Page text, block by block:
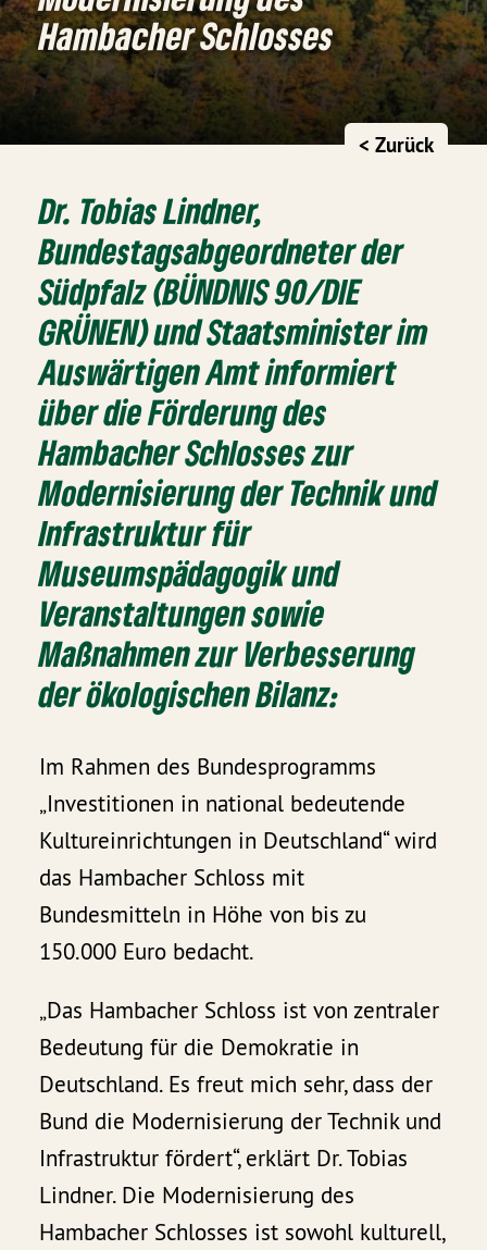
Hambacher Schlosses
< Zurück
Dr. Tobias Lindner,
Bundestagsabgeordneter der
Südpfalz (BÜNDNIS 90/DIE
GRÜNEN) und Staatsminister im
Auswärtigen Amt informiert
über die Förderung des
Hambacher Schlosses zur
Modernisierung der Technik und
Infrastruktur für
Museumspädagogik und
Veranstaltungen sowie
Maßnahmen zur Verbesserung
der ökologischen Bilanz:
Im Rahmen des Bundesprogramms
„Investitionen in national bedeutende
Kultureinrichtungen in Deutschland“ wird
das Hambacher Schloss mit
Bundesmitteln in Höhe von bis zu
150.000 Euro bedacht.
„Das Hambacher Schloss ist von zentraler
Bedeutung für die Demokratie in
Deutschland. Es freut mich sehr, dass der
Bund die Modernisierung der Technik und
Infrastruktur fördert“, erklärt Dr. Tobias
Lindner. Die Modernisierung des
Hambacher Schlosses ist sowohl kulturell,